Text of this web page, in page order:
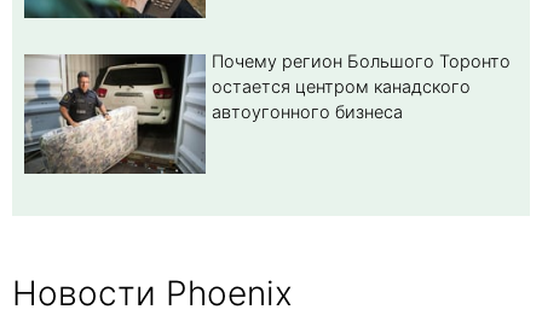
Почему регион Большого Торонто
остается центром канадского
автоугонного бизнеса
Новости Phoenix